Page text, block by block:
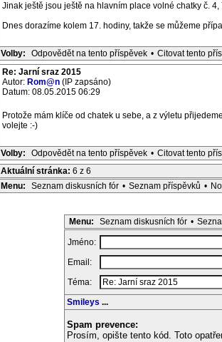
Jinak ještě jsou ještě na hlavním place volné chatky č. 4,
Dnes dorazíme kolem 17. hodiny, takže se můžeme
Volby: Odpovědět na tento příspěvek • Citovat tento
Re: Jarní sraz 2015
Autor: Rom@n (IP zapsáno)
Datum: 08.05.2015 06:29
Protože mám klíče od chatek u sebe, a z výletu
volejte :-)
Volby: Odpovědět na tento příspěvek • Citovat tento
Aktuální stránka: 6 z 6
Menu: Seznam diskusních fór • Seznam příspěvků •
Menu: Seznam diskusních fór •
Jméno:
Email:
Téma:
Smileys ...
Spam prevence:
Prosím, opište tento kód. Toto